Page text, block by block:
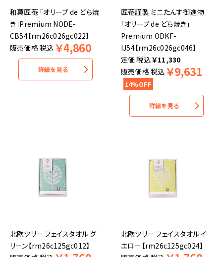
和菓匠菴 「オリーブ de どら焼
き」Premium NODE-
CB54【rm26c026gc022】
販売価格税込 ￥4,860
詳細を見る
匠菴謹製 ミニたんす御進物
「オリーブ de どら焼き」
Premium ODKF-
IJ54【rm26c026gc046】
税込￥11,330
販売価格税込 ￥9,631
14%OFF
詳細を見る
北欧ツリー フェイスタオル グ
リーン【rm26c125gc012】
北欧ツリー フェイスタオル イ
エロー【rm26c125gc024】